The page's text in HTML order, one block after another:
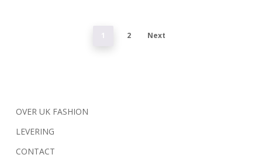
gekozen
1 2 Next
OVER UK FASHION
LEVERING
CONTACT